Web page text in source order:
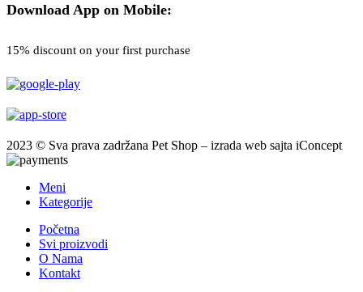
Download App on Mobile:
15% discount on your first purchase
2023 © Sva prava zadržana Pet Shop – izrada web sajta iConcept
Meni
Kategorije
Početna
Svi proizvodi
O Nama
Kontakt